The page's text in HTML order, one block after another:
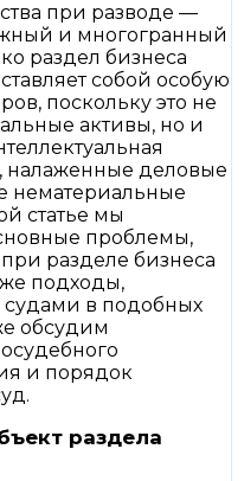
при разводе —
и многогранный
раздел бизнеса
собой особую
поскольку это не
активы, но и
налаженные деловые
нематериальные
статье мы
проблемы,
разделе бизнеса
подходы,
в подобных
обсудим
и порядок
раздела